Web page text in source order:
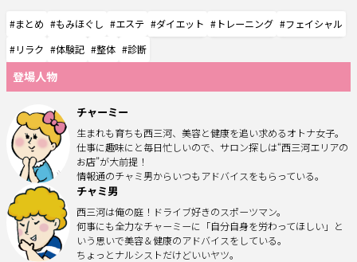
#まとめ #もみほぐし #エステ #ダイエット #トレーニング #フェイシャル
#リラク #体験記 #整体 #診断
登場人物
チャーミー
生まれも育ちも西三河、美容と健康を追い求めるオトナ女子。
仕事に趣味にと毎日忙しいので、サロン探しは“西三河エリアの
お店”が大前提！
情報通のチャミ男からいつもアドバイスをもらっている。
チャミ男
西三河は俺の庭！ドライブ好きのスポーツマン。
何事にも全力なチャーミーに「自分自身を労わってほしい」と
いう思いで美容＆健康のアドバイスをしている。
ちょっとナルシストだけどいいヤツ。